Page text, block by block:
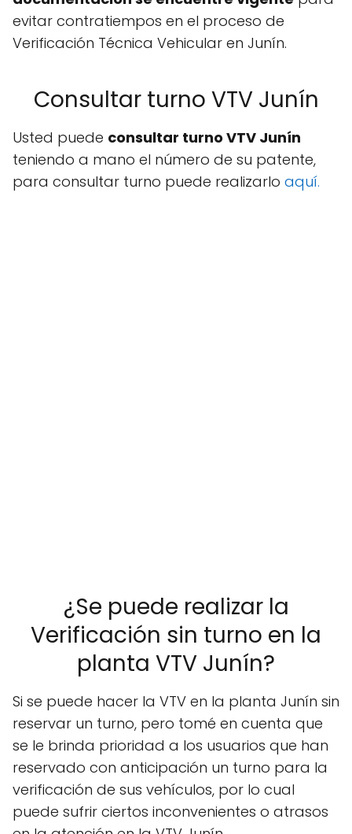
evitar contratiempos en el proceso de
Verificación Técnica Vehicular en Junín.
Consultar turno VTV Junín
Usted puede consultar turno VTV Junín
teniendo a mano el número de su patente,
para consultar turno puede realizarlo aquí.
¿Se puede realizar la
Verificación sin turno en la
planta VTV Junín?
Si se puede hacer la VTV en la planta Junín sin
reservar un turno, pero tomé en cuenta que
se le brinda prioridad a los usuarios que han
reservado con anticipación un turno para la
verificación de sus vehículos, por lo cual
puede sufrir ciertos inconvenientes o atrasos